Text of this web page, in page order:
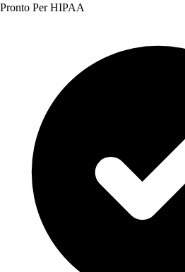
Pronto Per HIPAA